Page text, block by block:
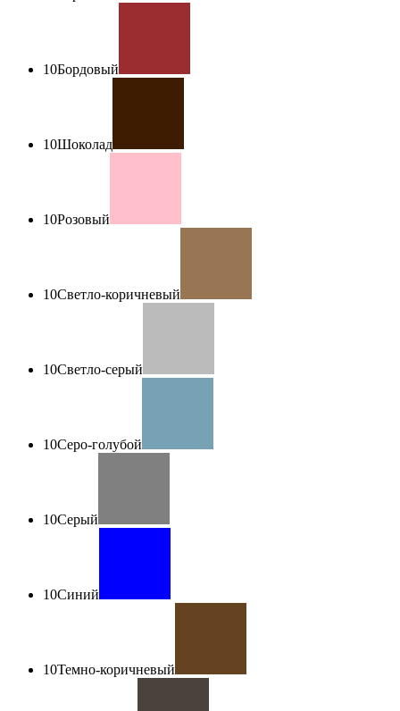
10Бордовый
10Шоколад
10Розовый
10Светло-коричневый
10Светло-серый
10Серо-голубой
10Серый
10Синий
10Темно-коричневый